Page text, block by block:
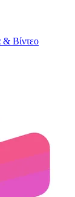
Βίντεο